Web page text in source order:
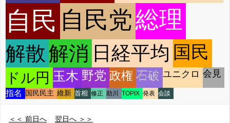
t
自民 自民党総理
解散解消 日経平均 国民
ドル円 玉木 野党 政権 石破 ユニクロ 会見
指名 国民民主 維新 首相 修正 助川 TOPIX 発表 会談
＜＜ 前日へ 翌日へ ＞＞